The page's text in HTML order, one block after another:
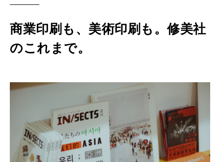
商業印刷も、美術印刷も。修美社
のこれまで。